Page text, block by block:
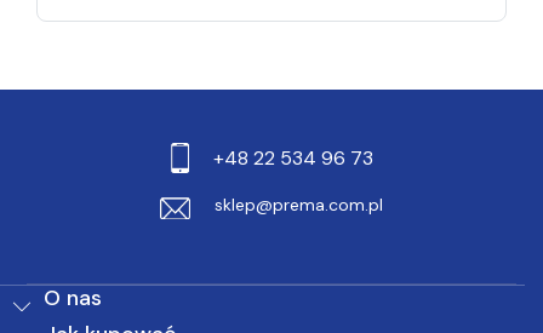
+48 22 534 96 73
sklep@prema.com.pl
O nas